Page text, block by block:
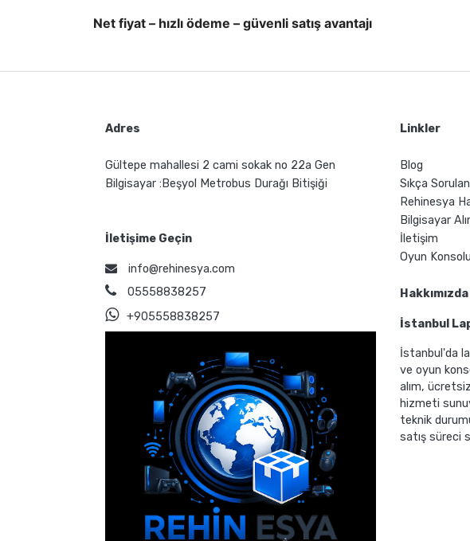
Net fiyat – hızlı ödeme – güvenli satış avantajı
Adres
Gültepe mahallesi 2 cami sokak no 22a Gen
Bilgisayar :Beşyol Metrobus Durağı Bitişiği
İletişime Geçin
info@rehinesya.com
05558838257
+905558838257
Linkler
Blog
Sıkça
Rehinesya
Bilgisayar
İletişim
Oyun
Hakkımızda
İstanbul
İstanbul'da
ve oyun
alım,
hizmeti
teknik
satış süreci